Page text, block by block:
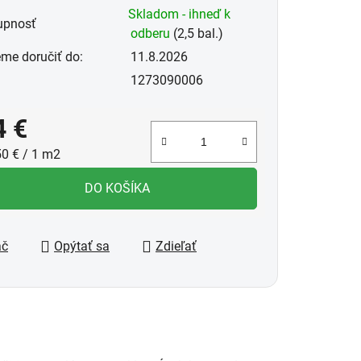
Skladom - ihneď k
odberu (2,5 bal.)
doručiť do:
11.8.2026
1273090006
€
cena:
€ / 1 m2
DO KOŠÍKA
Opýtať sa Zdieľať